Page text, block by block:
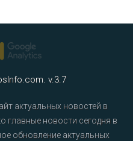
v.3.7
актуальных новостей в
главные новости сегодня в
обновление актуальных